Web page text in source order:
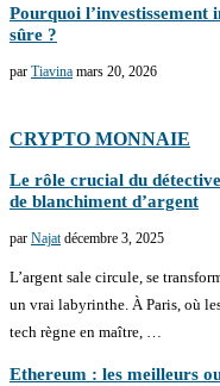
Pourquoi
sûre ?
par Tiavina mars 20, 2026
CRYPTO MONNAIE
Le rôle crucial du
de blanchiment d’argent
par Najat décembre 3, 2025
L’argent sale circule, se
un vrai labyrinthe. À Paris, où
tech règne en maître, …
Ethereum : les meilleurs